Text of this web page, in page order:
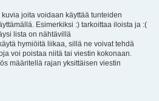
joita voidaan käyttää tunteiden
Esimerkiksi :) tarkoittaa iloista ja :(
lista on nähtävillä
hymiöitä liikaa, sillä ne voivat tehdä
voi poistaa niitä tai viestin kokonaan.
määritellä rajan yksittäisen viestin